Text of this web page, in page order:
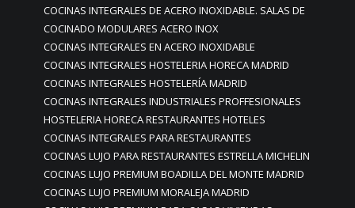
COCINAS INTEGRALES DE ACERO INOXIDABLE. SALAS DE
COCINADO MODULARES ACERO INOX
COCINAS INTEGRALES EN ACERO INOXIDABLE
COCINAS INTEGRALES HOSTELERIA HORECA MADRID
COCINAS INTEGRALES HOSTELERÍA MADRID
COCINAS INTEGRALES INDUSTRIALES PROFFESIONALES
HOSTELERIA HORECA RESTAURANTES HOTELES
COCINAS INTEGRALES PARA RESTAURANTES
COCINAS LUJO PARA RESTAURANTES ESTRELLA MICHELIN
COCINAS LUJO PREMIUM BOADILLA DEL MONTE MADRID
COCINAS LUJO PREMIUM MORALEJA MADRID